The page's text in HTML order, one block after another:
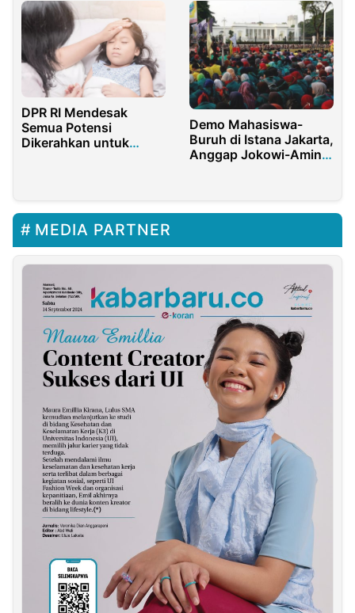
DPR RI Mendesak
Semua Potensi
Dikerahkan untuk
Demo Mahasiswa-
Buruh di Istana Jakarta,
Anggap Jokowi-Amin
MEDIA PARTNER